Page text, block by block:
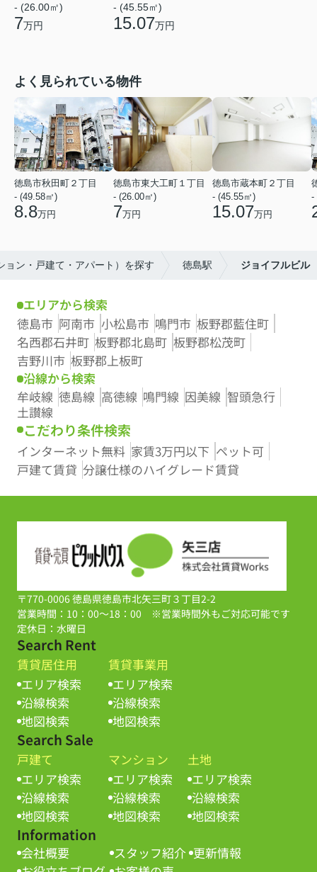
- (26.00㎡)
7万円
- (45.55㎡)
15.07万円
よく見られている物件
徳島市秋田町２丁目
- (49.58㎡)
8.8万円
徳島市東大工町１丁目
- (26.00㎡)
7万円
徳島市蔵本町２丁目
- (45.55㎡)
15.07万円
-
ン・戸建て・アパート）を探す 徳島駅 ジョイフルビル
エリアから検索
徳島市 阿南市 小松島市 鳴門市 板野郡藍住町
名西郡石井町 板野郡北島町 板野郡松茂町
吉野川市 板野郡上板町
沿線から検索
牟岐線 徳島線 高徳線 鳴門線 因美線 智頭急行
土讃線
こだわり条件検索
インターネット無料 家賃3万円以下 ペット可
戸建て賃貸 分譲仕様のハイグレード賃貸
〒770-0006 徳島県徳島市北矢三町３丁目2-2
営業時間：10：00～18：00 ※営業時間外もご対応可能です
定休日：水曜日
Search Rent
賃貸居住用
エリア検索
沿線検索
地図検索
賃貸事業用
エリア検索
沿線検索
地図検索
Search Sale
戸建て
エリア検索
沿線検索
地図検索
マンション
エリア検索
沿線検索
地図検索
土地
エリア検索
沿線検索
地図検索
Information
会社概要 スタッフ紹介 更新情報